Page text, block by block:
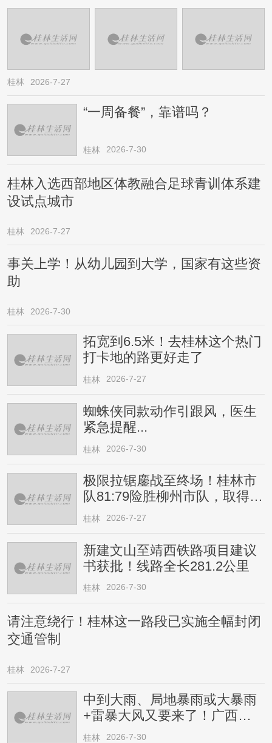
桂林 2026-7-27
“一周备餐”，靠谱吗？
桂林 2026-7-30
桂林入选西部地区体教融合足球青训体系建
设试点城市
桂林 2026-7-27
事关上学！从幼儿园到大学，国家有这些资
助
桂林 2026-7-30
拓宽到6.5米！去桂林这个热门
打卡地的路更好走了
桂林 2026-7-27
蜘蛛侠同款动作引跟风，医生
紧急提醒...
桂林 2026-7-30
极限拉锯鏖战至终场！桂林市
队81:79险胜柳州市队，取得四
连胜
桂林 2026-7-27
新建文山至靖西铁路项目建议
书获批！线路全长281.2公里
桂林 2026-7-30
请注意绕行！桂林这一路段已实施全幅封闭
交通管制
桂林 2026-7-27
中到大雨、局地暴雨或大暴雨
+雷暴大风又要来了！广西人
请注意
桂林 2026-7-30